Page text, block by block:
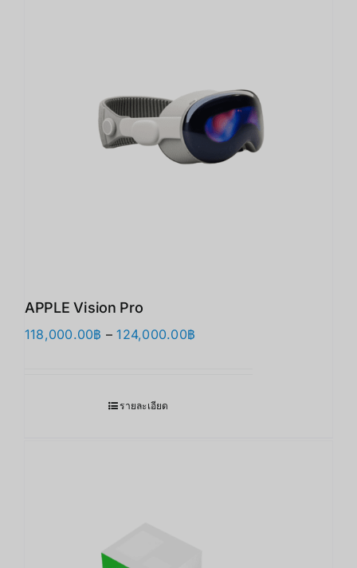
APPLE Vision Pro
118,000.00฿ – 124,000.00฿
รายละเอียด